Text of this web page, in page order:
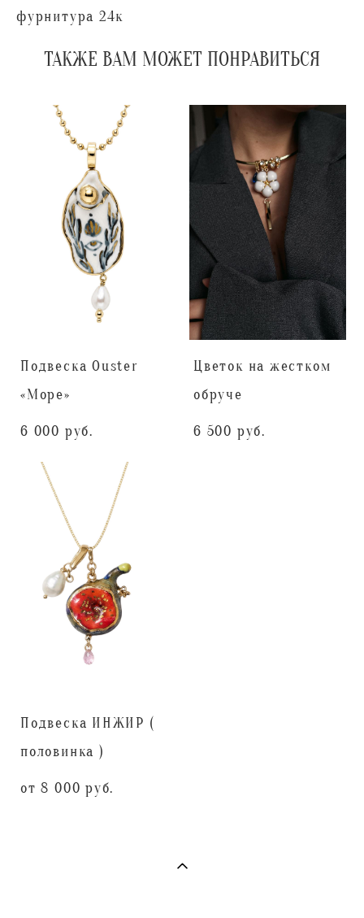
фурнитура 24к
ТАКЖЕ ВАМ МОЖЕТ ПОНРАВИТЬСЯ
Подвеска Ouster
«Море»
6 000 pуб.
Цветок на жестком
обруче
6 500 pуб.
Подвеска ИНЖИР (
половинка )
от 8 000 pуб.